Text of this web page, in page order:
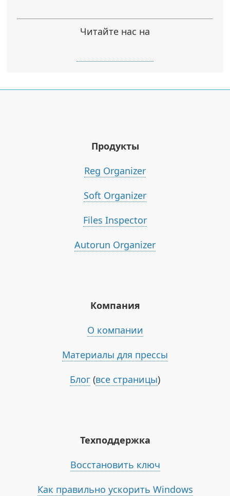
Читайте нас на
Продукты
Reg Organizer
Soft Organizer
Files Inspector
Autorun Organizer
Компания
О компании
Материалы для прессы
Блог (все страницы)
Техподдержка
Восстановить ключ
Как правильно ускорить Windows